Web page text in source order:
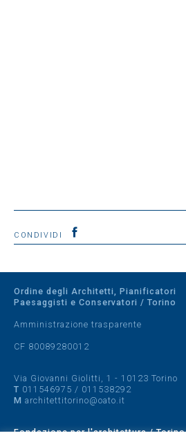
CONDIVIDI
Ordine degli Architetti, Pianificatori
Paesaggisti e Conservatori / Torino
Amministrazione trasparente
CF 80089280012
Via Giovanni Giolitti, 1 - 10123 Torino
T 011546975 / 011538292
M architettitorino@oato.it
Fondazione per l'architettura / Torino